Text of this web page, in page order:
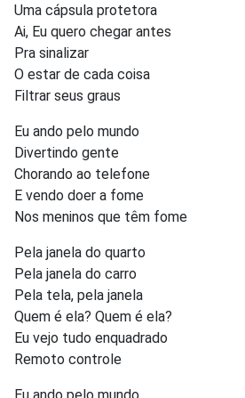
Uma cápsula protetora
Ai, Eu quero chegar antes
Pra sinalizar
O estar de cada coisa
Filtrar seus graus
Eu ando pelo mundo
Divertindo gente
Chorando ao telefone
E vendo doer a fome
Nos meninos que têm fome
Pela janela do quarto
Pela janela do carro
Pela tela, pela janela
Quem é ela? Quem é ela?
Eu vejo tudo enquadrado
Remoto controle